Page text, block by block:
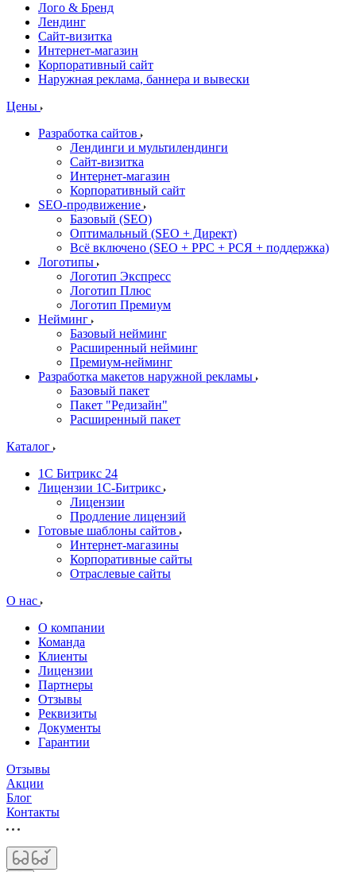
Лого & Бренд
Лендинг
Сайт-визитка
Интернет-магазин
Корпоративный сайт
Наружная реклама, баннера и вывески
Цены
Разработка сайтов
Лендинги и мультилендинги
Сайт-визитка
Интернет-магазин
Корпоративный сайт
SEO-продвижение
Базовый (SEO)
Оптимальный (SEO + Директ)
Всё включено (SEO + PPC + РСЯ + поддержка)
Логотипы
Логотип Экспресс
Логотип Плюс
Логотип Премиум
Нейминг
Базовый нейминг
Расширенный нейминг
Премиум-нейминг
Разработка макетов наружной рекламы
Базовый пакет
Пакет "Редизайн"
Расширенный пакет
Каталог
1С Битрикс 24
Лицензии 1С-Битрикс
Лицензии
Продление лицензий
Готовые шаблоны сайтов
Интернет-магазины
Корпоративные сайты
Отраслевые сайты
О нас
О компании
Команда
Клиенты
Лицензии
Партнеры
Отзывы
Реквизиты
Документы
Гарантии
Отзывы
Акции
Блог
Контакты